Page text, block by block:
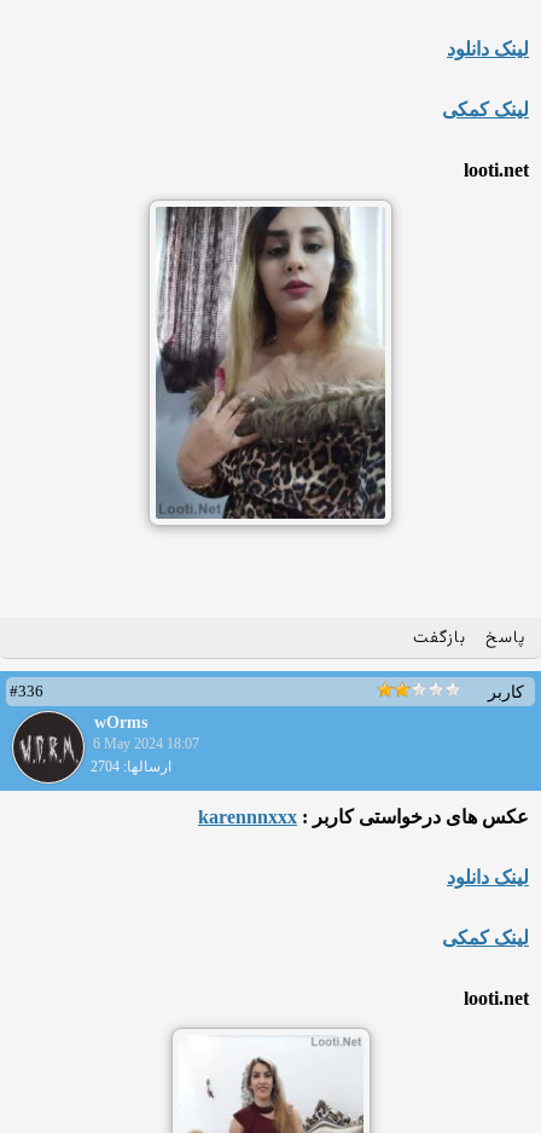
لینک دانلود
لینک کمکی
looti.net
پاسخ بازگفت
کاربر
#336
wOrms
6 May 2024 18:07
ارسالها: 2704
عکس های درخواستی کاربر : karennnxxx
لینک دانلود
لینک کمکی
looti.net